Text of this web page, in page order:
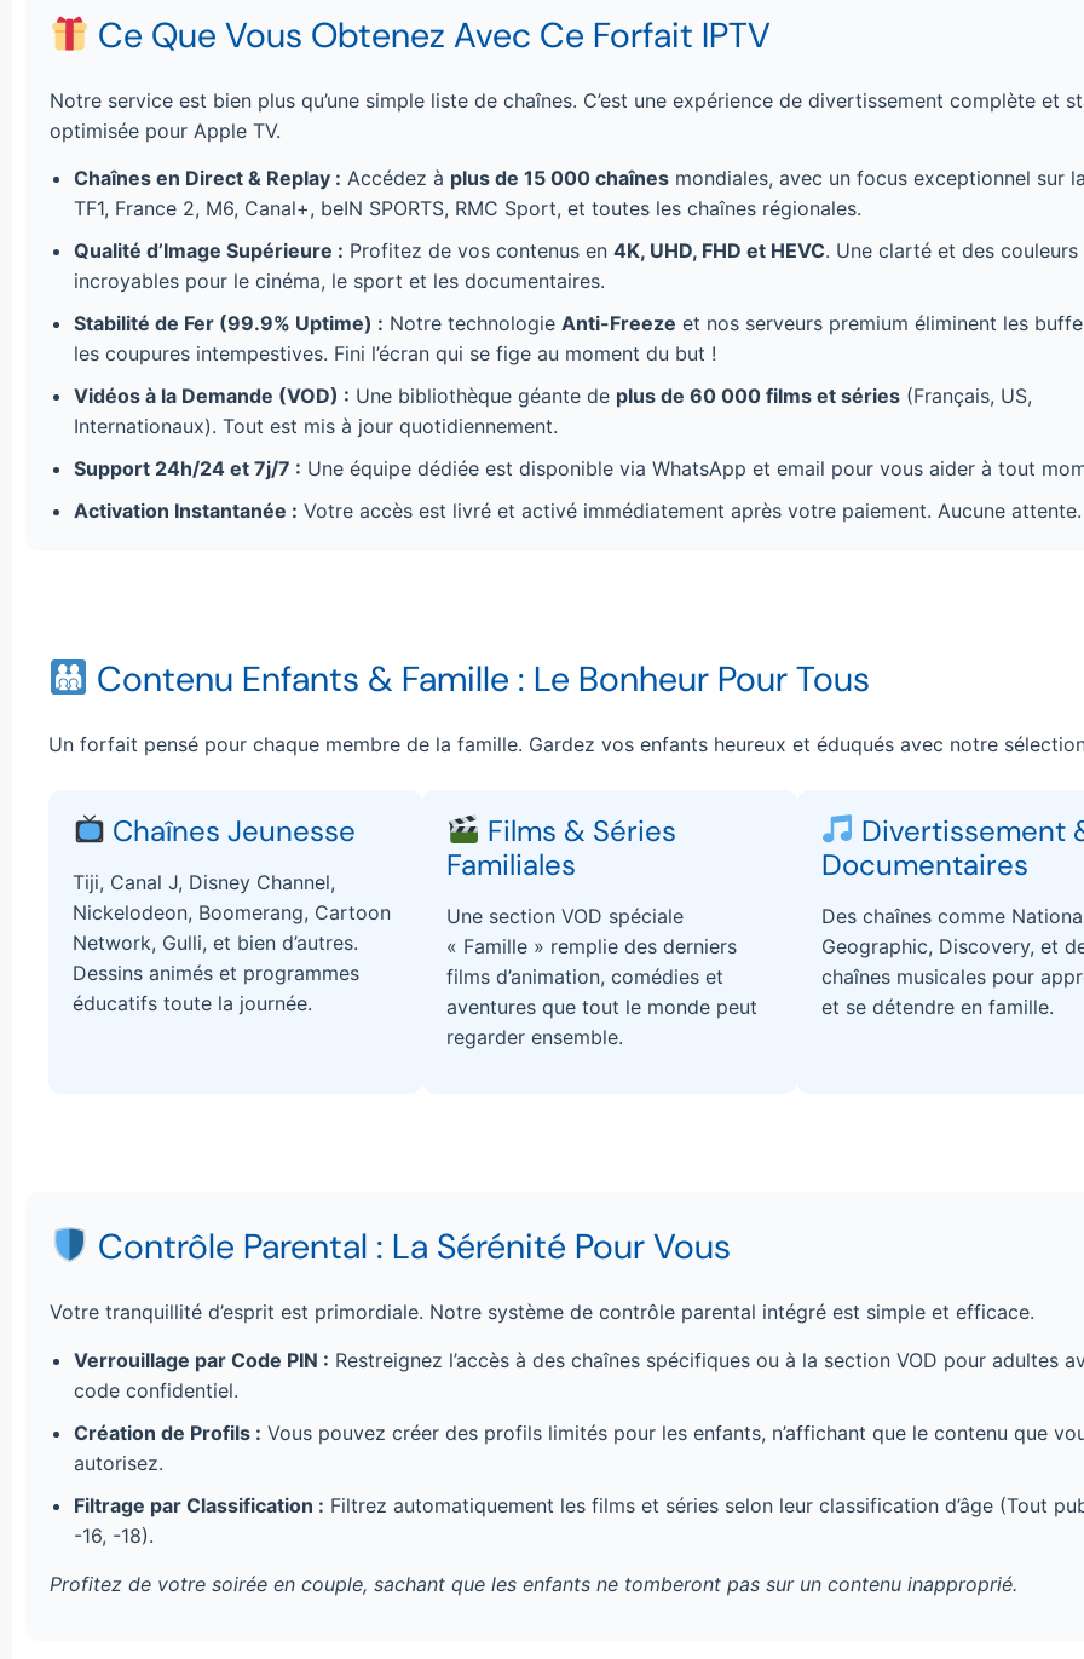
Ce Que Vous Obtenez Avec Ce Forfait IPTV
Notre service est bien plus qu’une simple liste de chaînes. C’est une expérience de divertissement complète et
optimisée pour Apple TV.
Chaînes en Direct & Replay : Accédez à plus de 15 000 chaînes mondiales, avec un focus exceptionnel sur
TF1, France 2, M6, Canal+, beIN SPORTS, RMC Sport, et toutes les chaînes régionales.
Qualité d’Image Supérieure : Profitez de vos contenus en 4K, UHD, FHD et HEVC. Une clarté et des couleurs
incroyables pour le cinéma, le sport et les documentaires.
Stabilité de Fer (99.9% Uptime) : Notre technologie Anti-Freeze et nos serveurs premium éliminent les
les coupures intempestives. Fini l’écran qui se fige au moment du but !
Vidéos à la Demande (VOD) : Une bibliothèque géante de plus de 60 000 films et séries (Français, US,
Internationaux). Tout est mis à jour quotidiennement.
Support 24h/24 et 7j/7 : Une équipe dédiée est disponible via WhatsApp et email pour vous aider à tout
Activation Instantanée : Votre accès est livré et activé immédiatement après votre paiement. Aucune attente.
Contenu Enfants & Famille : Le Bonheur Pour Tous
Un forfait pensé pour chaque membre de la famille. Gardez vos enfants heureux et éduqués avec notre
Chaînes Jeunesse
Tiji, Canal J, Disney Channel,
Nickelodeon, Boomerang, Cartoon
Network, Gulli, et bien d’autres.
Dessins animés et programmes
éducatifs toute la journée.
Films & Séries
Familiales
Une section VOD spéciale
« Famille » remplie des derniers
films d’animation, comédies et
aventures que tout le monde peut
regarder ensemble.
Divertissement
Documentaires
Des chaînes comme
Geographic, Discovery, et
chaînes musicales pour
et se détendre en famille.
Contrôle Parental : La Sérénité Pour Vous
Votre tranquillité d’esprit est primordiale. Notre système de contrôle parental intégré est simple et efficace.
Verrouillage par Code PIN : Restreignez l’accès à des chaînes spécifiques ou à la section VOD pour adultes
code confidentiel.
Création de Profils : Vous pouvez créer des profils limités pour les enfants, n’affichant que le contenu que
autorisez.
Filtrage par Classification : Filtrez automatiquement les films et séries selon leur classification d’âge (Tout
-16, -18).
Profitez de votre soirée en couple, sachant que les enfants ne tomberont pas sur un contenu inapproprié.